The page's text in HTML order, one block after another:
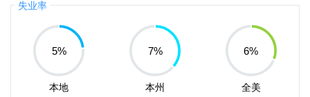
失业率
5%
本地
7%
本州
6%
全美